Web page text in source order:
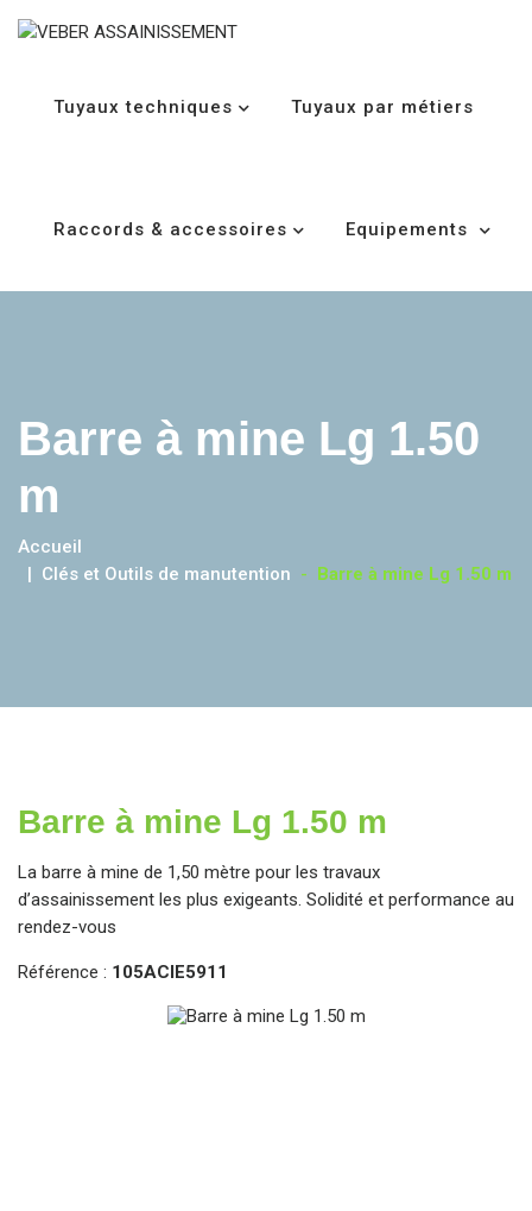
Tuyaux techniques Tuyaux par métiers
Raccords & accessoires Equipements
Barre à mine Lg 1.50
m
Accueil
Clés et Outils de manutention - Barre à mine Lg 1.50 m
Barre à mine Lg 1.50 m
La barre à mine de 1,50 mètre pour les travaux
d’assainissement les plus exigeants. Solidité et performance au
rendez-vous
Référence : 105ACIE5911